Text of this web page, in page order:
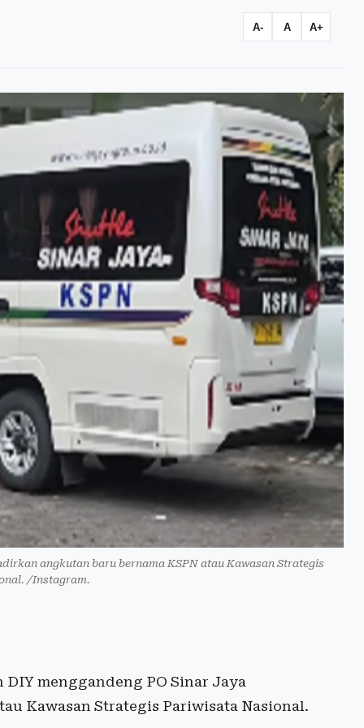
A- A A+
angkutan baru bernama KSPN atau Kawasan Strategis
/Instagram.
menggandeng PO Sinar Jaya
Kawasan Strategis Pariwisata Nasional.